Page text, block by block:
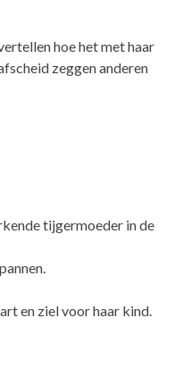
hoe het met haar
zeggen anderen
tijgermoeder in de
en ziel voor haar kind.